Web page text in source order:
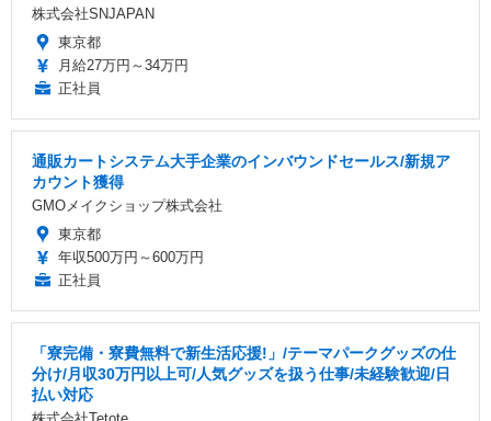
株式会社SNJAPAN
東京都
月給27万円～34万円
正社員
通販カートシステム大手企業のインバウンドセールス/新規ア
カウント獲得
GMOメイクショップ株式会社
東京都
年収500万円～600万円
正社員
「寮完備・寮費無料で新生活応援!」/テーマパークグッズの仕
分け/月収30万円以上可/人気グッズを扱う仕事/未経験歓迎/日
払い対応